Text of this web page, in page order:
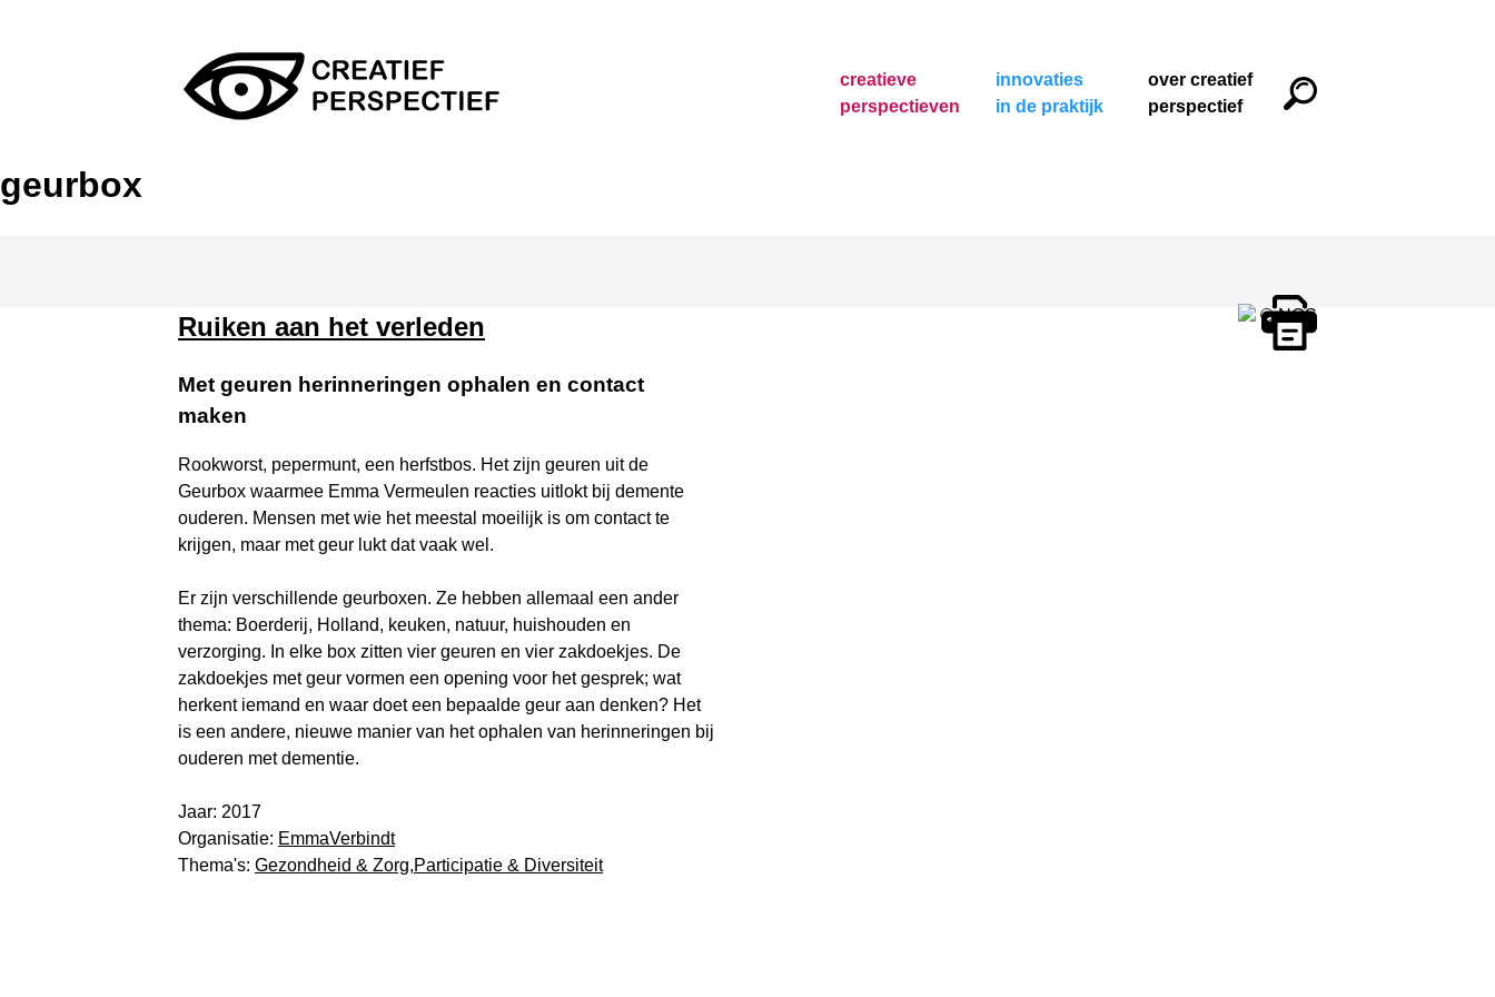
creatieve
perspectieven
innovaties
in de praktijk
over creatief
perspectief
geurbox
Ruiken aan het verleden
Met geuren herinneringen ophalen en contact
maken
Rookworst, pepermunt, een herfstbos. Het zijn geuren uit de
Geurbox waarmee Emma Vermeulen reacties uitlokt bij demente
ouderen. Mensen met wie het meestal moeilijk is om contact te
krijgen, maar met geur lukt dat vaak wel.
Er zijn verschillende geurboxen. Ze hebben allemaal een ander
thema: Boerderij, Holland, keuken, natuur, huishouden en
verzorging. In elke box zitten vier geuren en vier zakdoekjes. De
zakdoekjes met geur vormen een opening voor het gesprek; wat
herkent iemand en waar doet een bepaalde geur aan denken? Het
is een andere, nieuwe manier van het ophalen van herinneringen bij
ouderen met dementie.
Jaar: 2017
Organisatie: EmmaVerbindt
Thema's: Gezondheid & Zorg,Participatie & Diversiteit
© NOS